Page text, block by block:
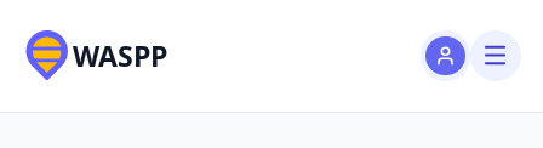
WASPP